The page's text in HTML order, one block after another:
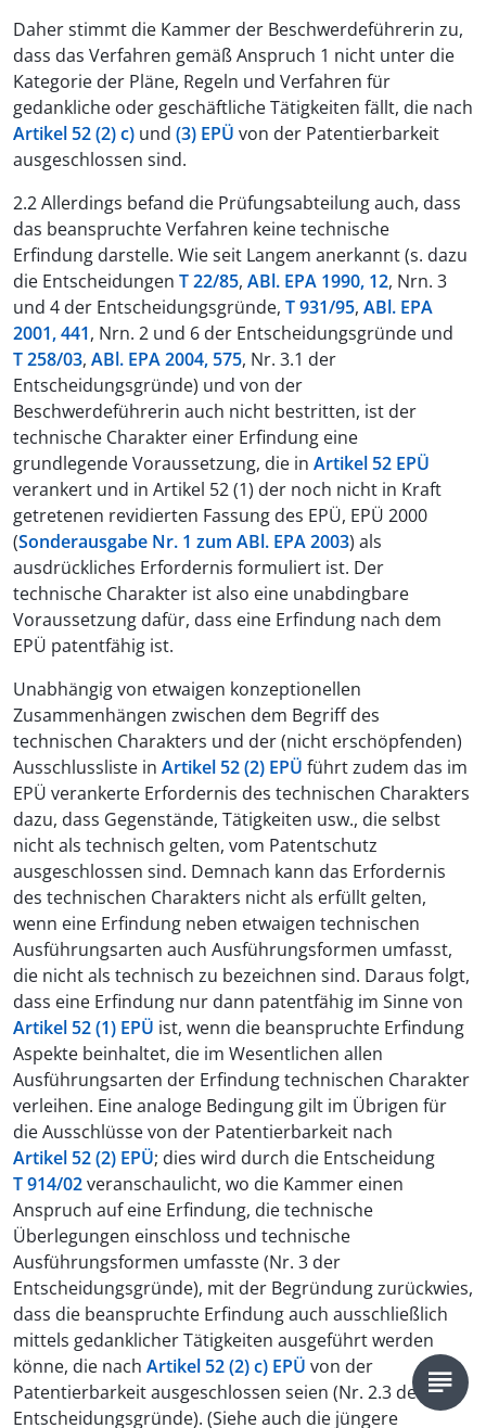
Daher stimmt die Kammer der Beschwerdeführerin zu,
dass das Verfahren gemäß Anspruch 1 nicht unter die
Kategorie der Pläne, Regeln und Verfahren für
gedankliche oder geschäftliche Tätigkeiten fällt, die nach
Artikel 52 (2) c) und (3) EPÜ von der Patentierbarkeit
ausgeschlossen sind.
2.2 Allerdings befand die Prüfungsabteilung auch, dass
das beanspruchte Verfahren keine technische
Erfindung darstelle. Wie seit Langem anerkannt (s. dazu
die Entscheidungen T 22/85, ABl. EPA 1990, 12, Nrn. 3
und 4 der Entscheidungsgründe, T 931/95, ABl. EPA
2001, 441, Nrn. 2 und 6 der Entscheidungsgründe und
T 258/03, ABl. EPA 2004, 575, Nr. 3.1 der
Entscheidungsgründe) und von der
Beschwerdeführerin auch nicht bestritten, ist der
technische Charakter einer Erfindung eine
grundlegende Voraussetzung, die in Artikel 52 EPÜ
verankert und in Artikel 52 (1) der noch nicht in Kraft
getretenen revidierten Fassung des EPÜ, EPÜ 2000
(Sonderausgabe Nr. 1 zum ABl. EPA 2003) als
ausdrückliches Erfordernis formuliert ist. Der
technische Charakter ist also eine unabdingbare
Voraussetzung dafür, dass eine Erfindung nach dem
EPÜ patentfähig ist.
Unabhängig von etwaigen konzeptionellen
Zusammenhängen zwischen dem Begriff des
technischen Charakters und der (nicht erschöpfenden)
Ausschlussliste in Artikel 52 (2) EPÜ führt zudem das im
EPÜ verankerte Erfordernis des technischen Charakters
dazu, dass Gegenstände, Tätigkeiten usw., die selbst
nicht als technisch gelten, vom Patentschutz
ausgeschlossen sind. Demnach kann das Erfordernis
des technischen Charakters nicht als erfüllt gelten,
wenn eine Erfindung neben etwaigen technischen
Ausführungsarten auch Ausführungsformen umfasst,
die nicht als technisch zu bezeichnen sind. Daraus folgt,
dass eine Erfindung nur dann patentfähig im Sinne von
Artikel 52 (1) EPÜ ist, wenn die beanspruchte Erfindung
Aspekte beinhaltet, die im Wesentlichen allen
Ausführungsarten der Erfindung technischen Charakter
verleihen. Eine analoge Bedingung gilt im Übrigen für
die Ausschlüsse von der Patentierbarkeit nach
Artikel 52 (2) EPÜ; dies wird durch die Entscheidung
T 914/02veranschaulicht, wo die Kammer einen
Anspruch auf eine Erfindung, die technische
Überlegungen einschloss und technische
Ausführungsformen umfasste (Nr. 3 der
Entscheidungsgründe), mit der Begründung zurückwies,
dass die beanspruchte Erfindung auch ausschließlich
mittels gedanklicher Tätigkeiten ausgeführt werden
könne, die nach Artikel 52 (2) c) EPÜ von der
Patentierbarkeit ausgeschlossen seien (Nr. 2.3 der
Entscheidungsgründe). (Siehe auch die jüngere